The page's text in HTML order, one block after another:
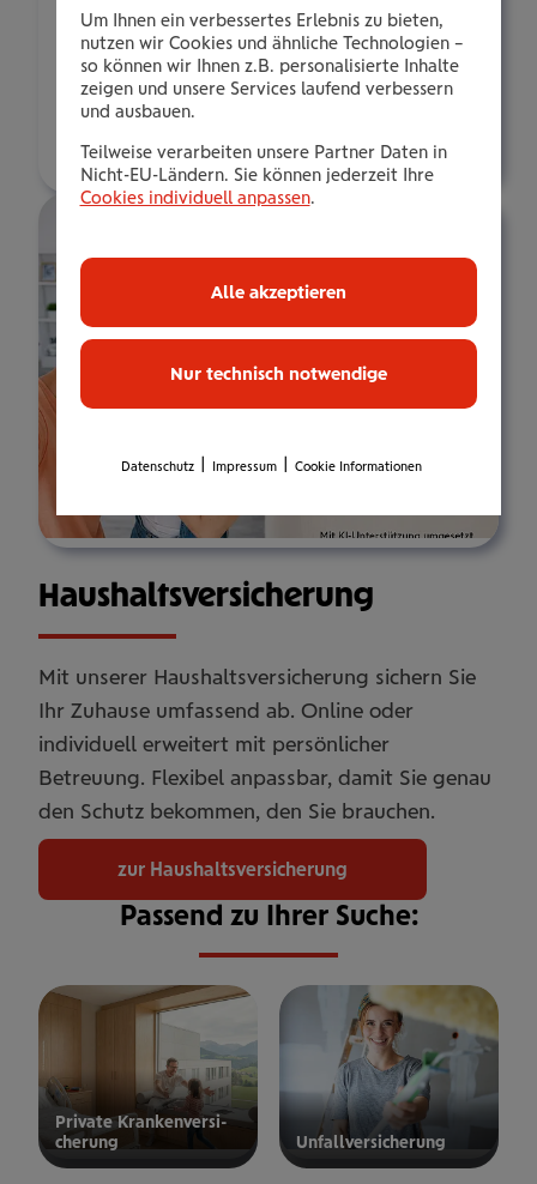
+436646013950908
E-Mail:
r.oezyer@wienerstaedtische.at
Haus­halts­ver­si­che­rung
Mit unserer Haushaltsversicherung sichern Sie
Ihr Zuhause umfassend ab. Online oder
individuell erweitert mit persönlicher
Betreuung. Flexibel anpassbar, damit Sie genau
den Schutz bekommen, den Sie brauchen.
zur Haushaltsversicherung
Passend zu Ihrer Suche:
Private Kran­ken­­­ver­si­
che­rung
privaten
Unfall­ver­si­che­rung
Um Ihnen ein verbessertes Erlebnis zu bieten,
nutzen wir Cookies und ähnliche Technologien –
so können wir Ihnen z.B. personalisierte Inhalte
zeigen und unsere Services laufend verbessern
und ausbauen.
Teilweise verarbeiten unsere Partner Daten in
Nicht-EU-Ländern. Sie können jederzeit Ihre
Cookies individuell anpassen.
Nur technisch notwendige
Alle akzeptieren
Datenschutz Impressum Cookie Informationen